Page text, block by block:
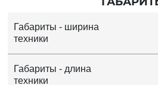
Габариты - ширина
техники
Габариты - длина
техники